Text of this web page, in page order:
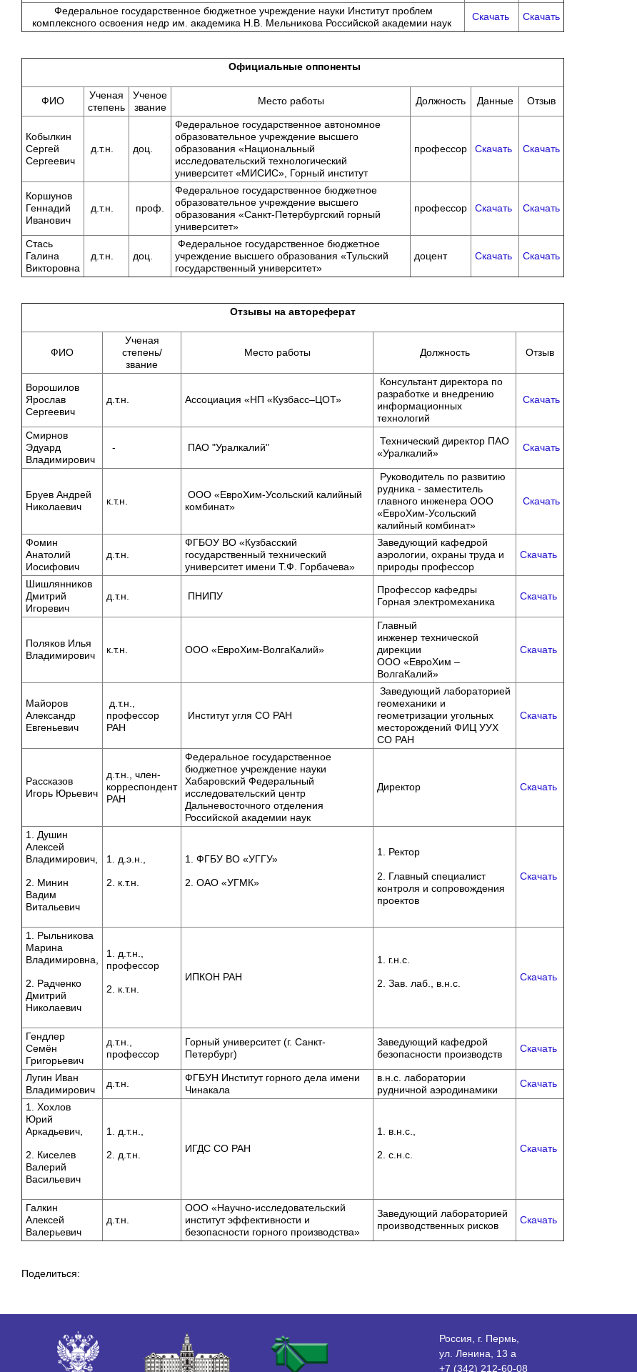
Федеральное государственное бюджетное учреждение науки Институт проблем
комплексного освоения недр им. академика Н.В. Мельникова Российской академии наук
Скачать Скачать
Официальные оппоненты
ФИО
Ученая
степень
Ученое
звание
Место работы Должность Данные Отзыв
Кобылкин
Сергей
Сергеевич
д.т.н. доц.
Федеральное государственное автономное
образовательное учреждение высшего
образования «Национальный
исследовательский технологический
университет «МИСИС», Горный институт
профессор Скачать Скачать
Коршунов
Геннадий
Иванович
д.т.н. проф.
Федеральное государственное бюджетное
образовательное учреждение высшего
образования «Санкт-Петербургский горный
университет»
профессор Скачать Скачать
Стась
Галина
Викторовна
д.т.н. доц.
Федеральное государственное бюджетное
учреждение высшего образования «Тульский
государственный университет»
доцент Скачать Скачать
Отзывы на автореферат
ФИО
Ученая
степень/
звание
Место работы Должность Отзыв
Ворошилов
Ярослав
Сергеевич
д.т.н. Ассоциация «НП «Кузбасс–ЦОТ»
Консультант директора по
разработке и внедрению
информационных
технологий
Скачать
Смирнов
Эдуард
Владимирович
- ПАО "Уралкалий"
Технический директор ПАО
«Уралкалий»
Скачать
Бруев Андрей
Николаевич
к.т.н.
ООО «ЕвроХим-Усольский калийный
комбинат»
Руководитель по развитию
рудника - заместитель
главного инженера ООО
«ЕвроХим-Усольский
калийный комбинат»
Скачать
Фомин
Анатолий
Иосифович
д.т.н.
ФГБОУ ВО «Кузбасский
государственный технический
университет имени Т.Ф. Горбачева»
Заведующий кафедрой
аэрологии, охраны труда и
природы профессор
Скачать
Шишлянников
Дмитрий
Игоревич
д.т.н. ПНИПУ
Профессор кафедры
Горная электромеханика
Скачать
Поляков Илья
Владимирович
к.т.н. ООО «ЕвроХим-ВолгаКалий»
Главный
инженер технической
дирекции
ООО «ЕвроХим –
ВолгаКалий»
Скачать
Майоров
Александр
Евгеньевич
д.т.н.,
профессор
РАН
Институт угля СО РАН
Заведующий лабораторией
геомеханики и
геометризации угольных
месторождений ФИЦ УУХ
СО РАН
Скачать
Рассказов
Игорь Юрьевич
д.т.н., член-
корреспондент
РАН
Федеральное государственное
бюджетное учреждение науки
Хабаровский Федеральный
исследовательский центр
Дальневосточного отделения
Российской академии наук
Директор Скачать
1. Душин
Алексей
Владимирович,
2. Минин
Вадим
Витальевич
1. д.э.н.,
2. к.т.н.
1. ФГБУ ВО «УГГУ»
2. ОАО «УГМК»
1. Ректор
2. Главный специалист
контроля и сопровождения
проектов
Скачать
1. Рыльникова
Марина
Владимировна,
2. Радченко
Дмитрий
Николаевич
1. д.т.н.,
профессор
2. к.т.н.
ИПКОН РАН
1. г.н.с.
2. Зав. лаб., в.н.с.
Скачать
Гендлер
Семён
Григорьевич
д.т.н.,
профессор
Горный университет (г. Санкт-
Петербург)
Заведующий кафедрой
безопасности производств
Скачать
Лугин Иван
Владимирович
д.т.н.
ФГБУН Институт горного дела имени
Чинакала
в.н.с. лаборатории
рудничной аэродинамики
Скачать
1. Хохлов
Юрий
Аркадьевич,
2. Киселев
Валерий
Васильевич
1. д.т.н.,
2. д.т.н.
ИГДС СО РАН
1. в.н.с.,
2. с.н.с.
Скачать
Галкин
Алексей
Валерьевич
д.т.н.
ООО «Научно-исследовательский
институт эффективности и
безопасности горного производства»
Заведующий лабораторией
производственных рисков
Скачать
Поделиться:
Россия, г. Пермь,
ул. Ленина, 13 а
+7 (342) 212-60-08